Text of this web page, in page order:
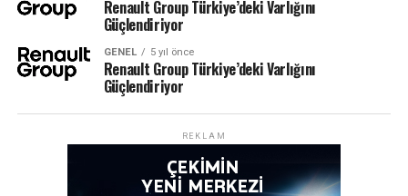
Renault Group Türkiye’deki Varlığını
Güçlendiriyor
GENEL 5 yıl önce
Renault Group Türkiye’deki Varlığını
Güçlendiriyor
REKLAM